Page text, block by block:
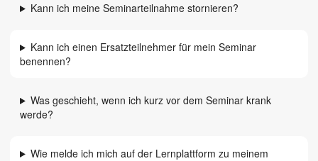
Kann ich meine Seminarteilnahme stornieren?
Kann ich einen Ersatzteilnehmer für mein Seminar
benennen?
Was geschieht, wenn ich kurz vor dem Seminar krank
werde?
Wie melde ich mich auf der Lernplattform zu meinem